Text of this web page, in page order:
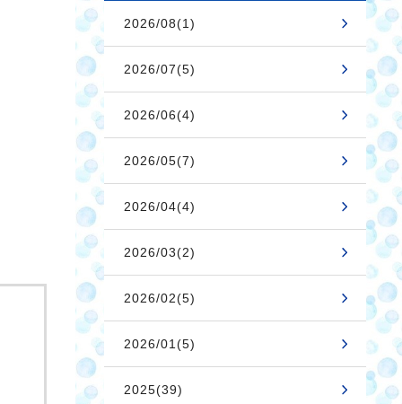
2026/08(1)
2026/07(5)
2026/06(4)
2026/05(7)
2026/04(4)
2026/03(2)
2026/02(5)
2026/01(5)
2025(39)